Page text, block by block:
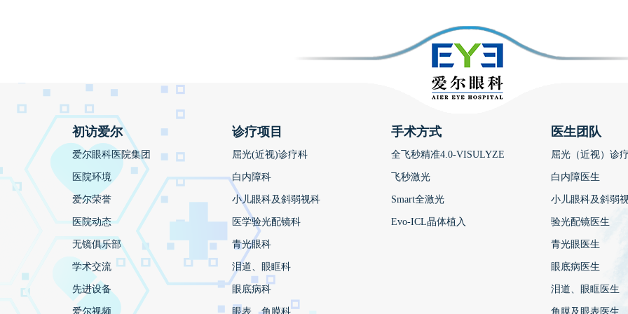
初访爱尔
爱尔眼科医院集团
医院环境
爱尔荣誉
医院动态
无镜俱乐部
学术交流
先进设备
爱尔视频
诊疗项目
屈光(近视)诊疗科
白内障科
小儿眼科及斜弱视科
医学验光配镜科
青光眼科
泪道、眼眶科
眼底病科
眼表、角膜科
手术方式
全飞秒精准4.0-VISULYZE
飞秒激光
Smart全激光
Evo-ICL晶体植入
医生团队
屈光（近视）诊
白内障医生
小儿眼科及斜弱
验光配镜医生
青光眼医生
眼底病医生
泪道、眼眶医生
角膜及眼表医生